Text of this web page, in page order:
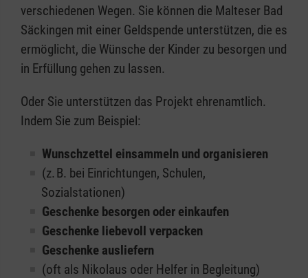
verschiedenen Wegen. Sie können die Malteser Bad
Säckingen mit einer Geldspende unterstützen, die es
ermöglicht, die Wünsche der Kinder zu besorgen und
in Erfüllung gehen zu lassen.
Oder Sie unterstützen das Projekt ehrenamtlich.
Indem Sie zum Beispiel:
Wunschzettel einsammeln und organisieren
(z. B. bei Einrichtungen, Schulen,
Sozialstationen)
Geschenke besorgen oder einkaufen
Geschenke liebevoll verpacken
Geschenke ausliefern
(oft als Nikolaus oder Helfer in Begleitung)